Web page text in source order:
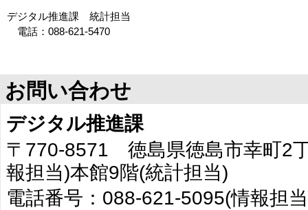
デジタル推進課 統計担当
電話：088-621-5470
お問い合わせ
デジタル推進課
〒770-8571 徳島県徳島市幸町2
報担当)本館9階(統計担当)
電話番号：088-621-5095(情報担